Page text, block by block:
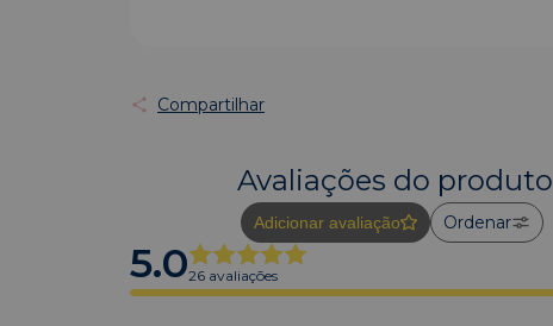
Compartilhar
Avaliações do produto
Adicionar avaliação Ordenar
5.026 avaliações